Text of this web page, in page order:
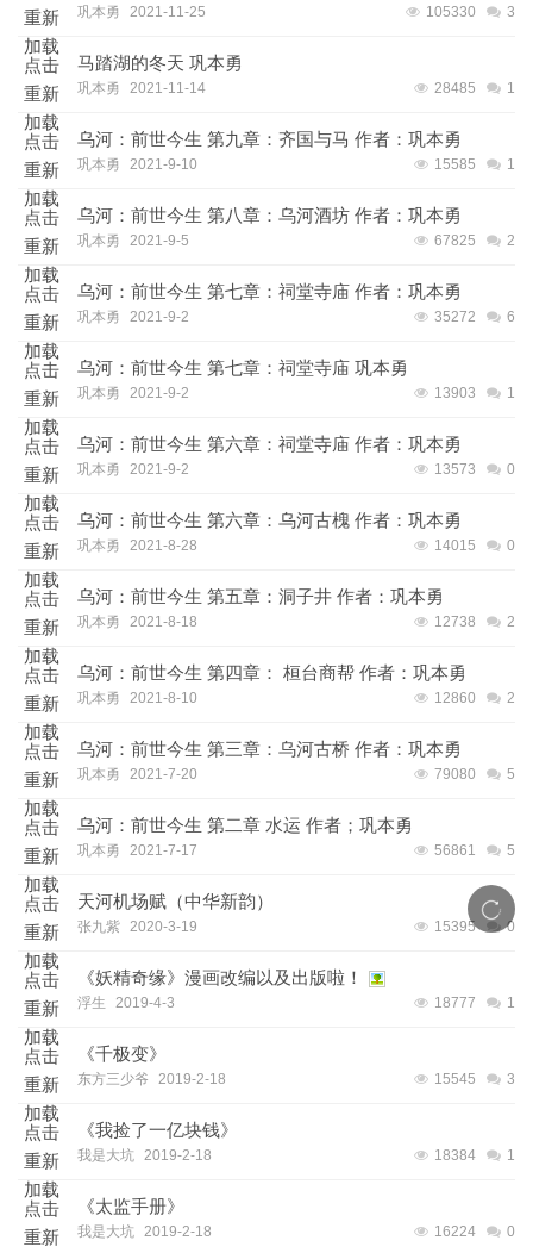
重新
加载
巩本勇 2021-11-25 105330 3
点击
重新
加载
马踏湖的冬天 巩本勇
巩本勇 2021-11-14 28485 1
点击
重新
加载
乌河：前世今生 第九章：齐国与马 作者：巩本勇
巩本勇 2021-9-10 15585 1
点击
重新
加载
乌河：前世今生 第八章：乌河酒坊 作者：巩本勇
巩本勇 2021-9-5 67825 2
点击
重新
加载
乌河：前世今生 第七章：祠堂寺庙 作者：巩本勇
巩本勇 2021-9-2 35272 6
点击
重新
加载
乌河：前世今生 第七章：祠堂寺庙 巩本勇
巩本勇 2021-9-2 13903 1
点击
重新
加载
乌河：前世今生 第六章：祠堂寺庙 作者：巩本勇
巩本勇 2021-9-2 13573 0
点击
重新
加载
乌河：前世今生 第六章：乌河古槐 作者：巩本勇
巩本勇 2021-8-28 14015 0
点击
重新
加载
乌河：前世今生 第五章：洞子井 作者：巩本勇
巩本勇 2021-8-18 12738 2
点击
重新
加载
乌河：前世今生 第四章： 桓台商帮 作者：巩本勇
巩本勇 2021-8-10 12860 2
点击
重新
加载
乌河：前世今生 第三章：乌河古桥 作者：巩本勇
巩本勇 2021-7-20 79080 5
点击
重新
加载
乌河：前世今生 第二章 水运 作者；巩本勇
巩本勇 2021-7-17 56861 5
点击
重新
加载
天河机场赋（中华新韵）
张九紫 2020-3-19 15395 0
点击
重新
加载
《妖精奇缘》漫画改编以及出版啦！
浮生 2019-4-3 18777 1
点击
重新
加载
《千极变》
东方三少爷 2019-2-18 15545 3
点击
重新
加载
《我捡了一亿块钱》
我是大坑 2019-2-18 18384 1
点击
重新
《太监手册》
我是大坑 2019-2-18 16224 0